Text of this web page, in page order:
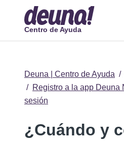
Centro de Ayuda
Deuna | Centro de Ayuda
Registro a la app Deuna
sesión
¿Cuándo y